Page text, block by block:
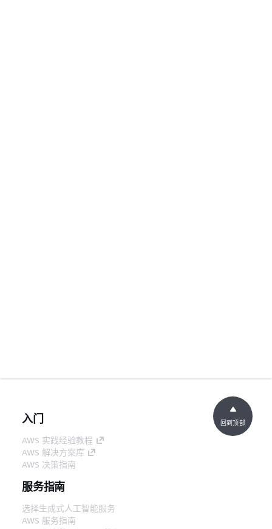
入门
AWS 实践经验教程
AWS 解决方案库
AWS 决策指南
服务指南
选择生成式人工智能服务
AWS 服务指南
回到顶部